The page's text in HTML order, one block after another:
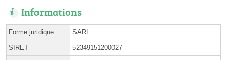
Informations
Forme juridique SARL
SIRET 52349151200027